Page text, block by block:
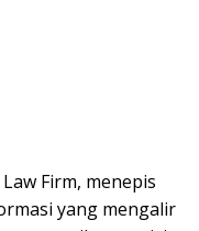
Firm, menepis
yang mengalir